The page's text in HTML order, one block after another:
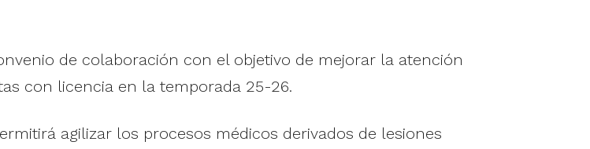
de colaboración con el objetivo de mejorar la atención
con licencia en la temporada 25-26.
agilizar los procesos médicos derivados de lesiones